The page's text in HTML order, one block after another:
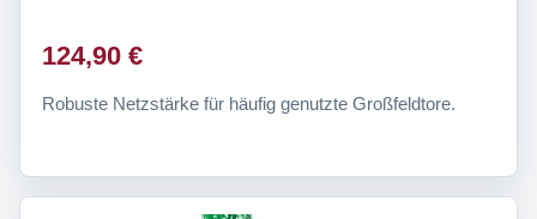
124,90 €
Robuste Netzstärke für häufig genutzte Großfeldtore.